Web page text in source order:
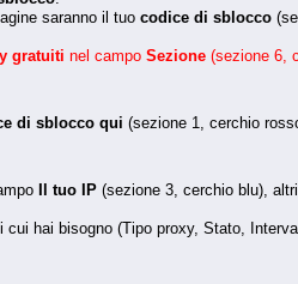
saranno il tuo codice di sblocco
gratuiti nel campo Sezione (sezione 6,
di sblocco qui (sezione 1, cerchio
Il tuo IP (sezione 3, cerchio blu),
hai bisogno (Tipo proxy, Stato,